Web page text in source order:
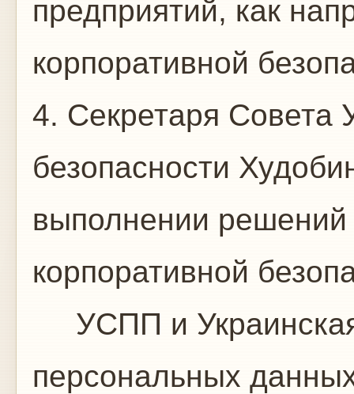
предприятий, как
корпоративной
4. Секретаря Совета
безопасности
выполнении
корпоративной
УСПП и
персональных